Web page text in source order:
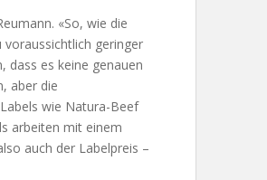
«So, wie die
voraussichtlich geringer
dass es keine genauen
aber die
wie Natura-Beef
arbeiten mit einem
auch der Labelpreis –